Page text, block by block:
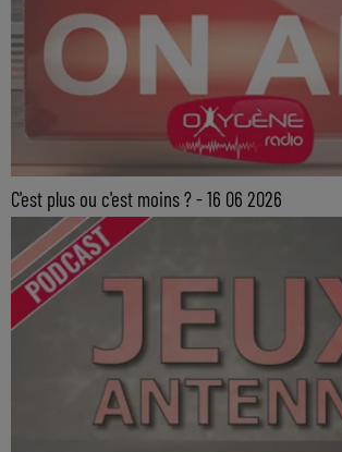
C'est plus ou c'est moins ? - 16 06 2026